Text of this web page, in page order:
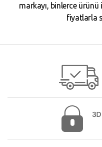
markayı, binlerce ürünü
fiyatlarla